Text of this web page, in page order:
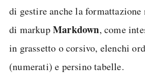
di gestire anche la
di markupMarkdown, come
in grassetto o corsivo, elenchi
(numerati) e persino tabelle.